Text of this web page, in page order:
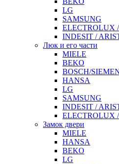
LG
SAMSUNG
ELECTROLUX
INDESIT /
Люк и его части
MIELE
BEKO
BOSCH/
HANSA
LG
SAMSUNG
INDESIT /
ELECTROLUX
Замок двери
MIELE
HANSA
BEKO
LG